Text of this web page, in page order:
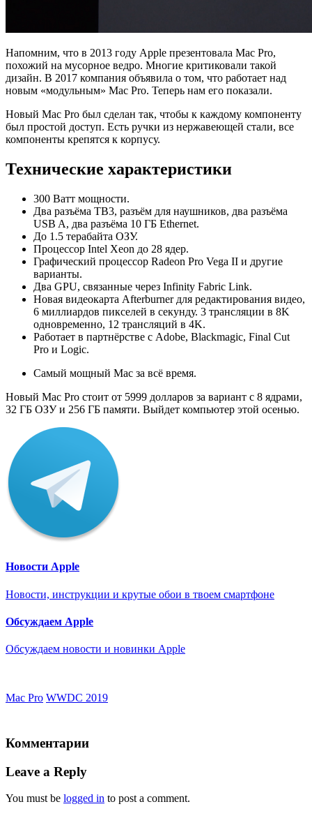
Напомним, что в 2013 году Apple презентовала Mac Pro,
похожий на мусорное ведро. Многие критиковали такой
дизайн. В 2017 компания объявила о том, что работает над
новым «модульным» Mac Pro. Теперь нам его показали.
Новый Mac Pro был сделан так, чтобы к каждому компоненту
был простой доступ. Есть ручки из нержавеющей стали, все
компоненты крепятся к корпусу.
Технические характеристики
300 Ватт мощности.
Два разъёма TB3, разъём для наушников, два разъёма
USB A, два разъёма 10 ГБ Ethernet.
До 1.5 терабайта ОЗУ.
Процессор Intel Xeon до 28 ядер.
Графический процессор Radeon Pro Vega II и другие
варианты.
Два GPU, связанные через Infinity Fabric Link.
Новая видеокарта Afterburner для редактирования видео,
6 миллиардов пикселей в секунду. 3 трансляции в 8K
одновременно, 12 трансляций в 4K.
Работает в партнёрстве с Adobe, Blackmagic, Final Cut
Pro и Logic.
Самый мощный Mac за всё время.
Новый Mac Pro стоит от 5999 долларов за вариант с 8 ядрами,
32 ГБ ОЗУ и 256 ГБ памяти. Выйдет компьютер этой осенью.
Новости Apple
Новости, инструкции и крутые обои в твоем смартфоне
Обсуждаем Apple
Обсуждаем новости и новинки Apple
Mac Pro WWDC 2019
Комментарии
Leave a Reply
You must be logged in to post a comment.